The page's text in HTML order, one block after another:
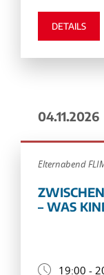
DETAILS
04.11.2026
Elternabend
– WAS
19:00 -